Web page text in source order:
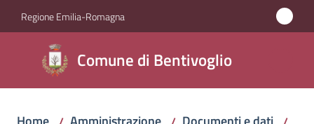
Vai al contenuto
Vai alla navigazione
Vai al footer
Regione Emilia-Romagna
Comune di Bentivoglio
Comune di
Bentivoglio